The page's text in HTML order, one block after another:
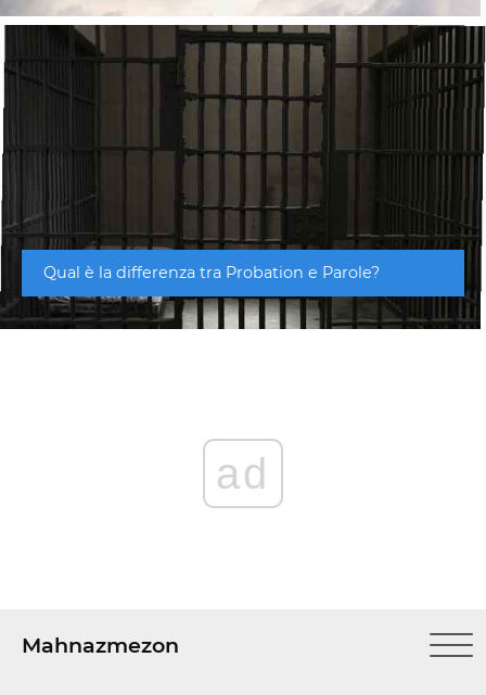
Qual è la differenza tra Probation e Parole?
ad
Mahnazmezon